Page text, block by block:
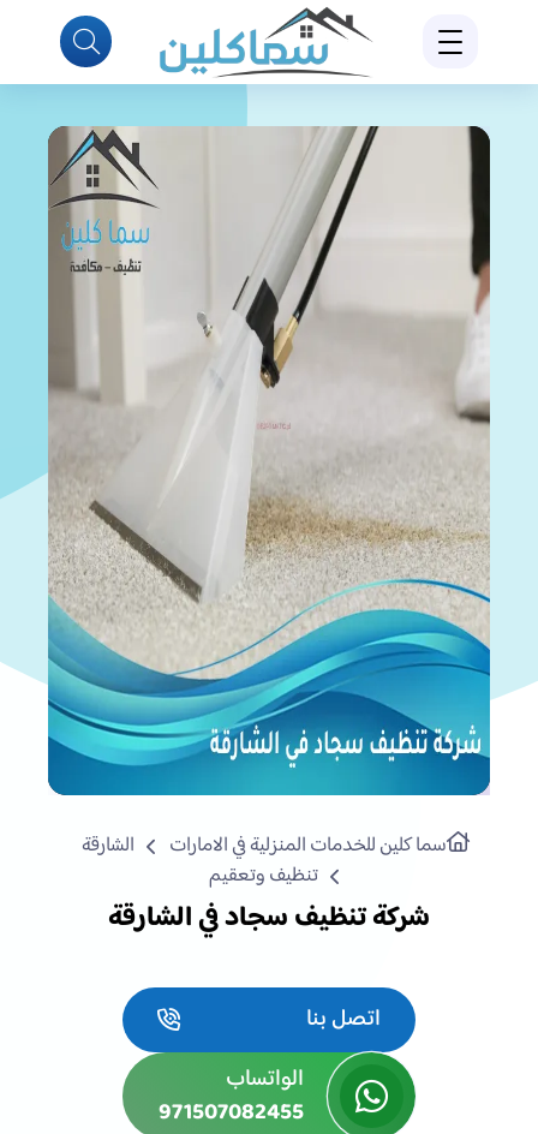
سما كلين للخدمات المنزلية في الامارات
الشارقة
تنظيف وتعقيم
شركة تنظيف سجاد في الشارقة
اتصل بنا
الواتساب
971507082455